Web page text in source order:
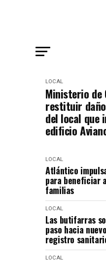
LOCAL
Ministerio
restituir
del local que
edificio
LOCAL
Atlántico
para beneficiar
familias
LOCAL
Las butifarras
paso hacia
registro
LOCAL